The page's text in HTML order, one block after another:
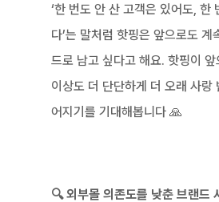
‘한 번도 안 산 고객은 있어도, 한
다’는 말처럼 핫핑은 앞으로도 계
드로 남고 싶다고 해요. 핫핑이
이상도 더 단단하게 더 오래 사랑
어지기를 기대해봅니다 🙏
🔍 외부몰 의존도를 낮춘 브랜드